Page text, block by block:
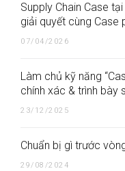
Supply Chain Case
giải quyết cùng
07/04/2026
Làm chủ kỹ năng
chính xác & trình bày
23/12/2025
Chuẩn bị gì trước
29/08/2024